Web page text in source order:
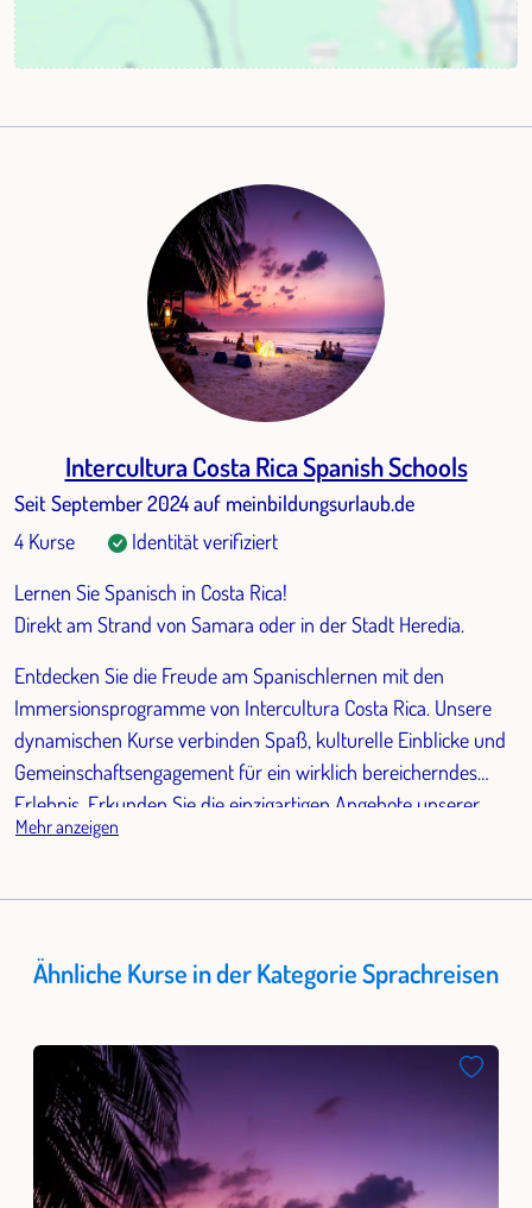
Intercultura Costa Rica Spanish Schools
Seit September 2024 auf meinbildungsurlaub.de
4 Kurse
Identität verifiziert
Lernen Sie Spanisch in Costa Rica!
Direkt am Strand von Samara oder in der Stadt Heredia.
Entdecken Sie die Freude am Spanischlernen mit den
Immersionsprogramme von Intercultura Costa Rica. Unsere
dynamischen Kurse verbinden Spaß, kulturelle Einblicke und
Gemeinschaftsengagement für ein wirklich bereicherndes
Erlebnis. Erkunden Sie die einzigartigen Angebote unserer
beider verschiedenen Schulstandorte und entfalten Sie das
Mehr anzeigen
Ähnliche Kurse in der Kategorie Sprachreisen